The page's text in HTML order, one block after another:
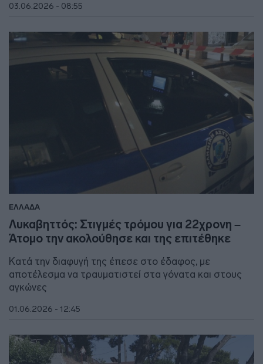
03.06.2026 - 08:55
ΕΛΛΑΔΑ
Λυκαβηττός: Στιγμές τρόμου για 22χρονη –
Άτομο την ακολούθησε και της επιτέθηκε
Κατά την διαφυγή της έπεσε στο έδαφος, με
αποτέλεσμα να τραυματιστεί στα γόνατα και στους
αγκώνες
01.06.2026 - 12:45